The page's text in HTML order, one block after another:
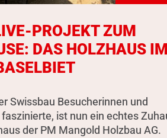
PROJEKT ZUM
DAS HOLZHAUS
Swissbau Besucherinnen und
faszinierte, ist nun ein echtes
der PM Mangold Holzbau AG.